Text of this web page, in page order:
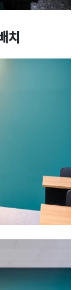
치